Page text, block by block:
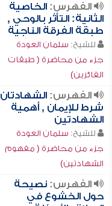
الفهرس:الخاصية
الثانية: التأثر بالوحي ,
طبقة الفرقة الناجية
للشيخ: سلمان العودة
جزء من محاضرة ( طبقات
الفائزين)
الفهرس:الشهادتان
شرط للإيمان , أهمية
الشهادتين
للشيخ: سلمان العودة
جزء من محاضرة ( مفهوم
الشهادتين)
الفهرس:نصيحة
حول الخشوع في